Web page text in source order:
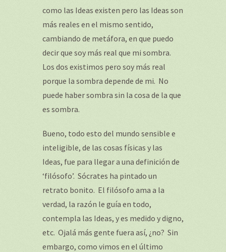
como las Ideas existen pero las Ideas son
más reales en el mismo sentido,
cambiando de metáfora, en que puedo
decir que soy más real que mi sombra.
Los dos existimos pero soy más real
porque la sombra depende de mi. No
puede haber sombra sin la cosa de la que
es sombra.
Bueno, todo esto del mundo sensible e
inteligible, de las cosas físicas y las
Ideas, fue para llegar a una definición de
‘filósofo’. Sócrates ha pintado un
retrato bonito. El filósofo ama a la
verdad, la razón le guía en todo,
contempla las Ideas, y es medido y digno,
etc. Ojalá más gente fuera así, ¿no? Sin
embargo, como vimos en el último